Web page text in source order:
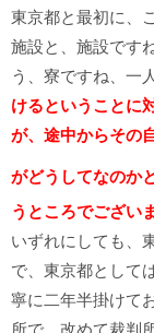
東京都と最初に、
施設と、施設です
う、寮ですね、一
けるということに
が、途中からその
がどうしてなのか
うところでござい
いずれにしても、
で、東京都として
寧に二年半掛けて